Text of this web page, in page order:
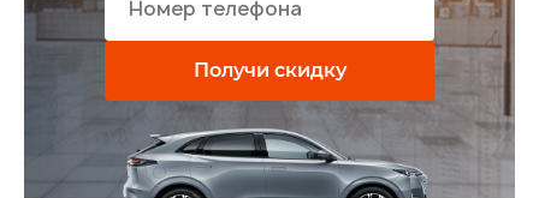
Получи скидку